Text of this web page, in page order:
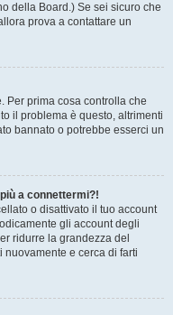
della Board.) Se sei sicuro che
prova a contattare un
Per prima cosa controlla che
il problema è questo, altrimenti
bannato o potrebbe esserci un
a connettermi?!
o disattivato il tuo account
gli account degli
ridurre la grandezza del
nuovamente e cerca di farti